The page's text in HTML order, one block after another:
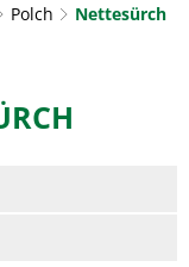
Polch Nettesürch